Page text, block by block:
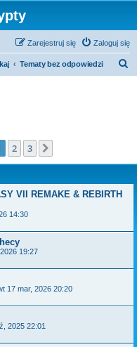
Zaloguj się
Zarejestruj się
Tematy bez odpowiedzi
2 3
VII REMAKE & REBIRTH
14:30
19:27
17 mar, 2026 20:20
2025 22:01